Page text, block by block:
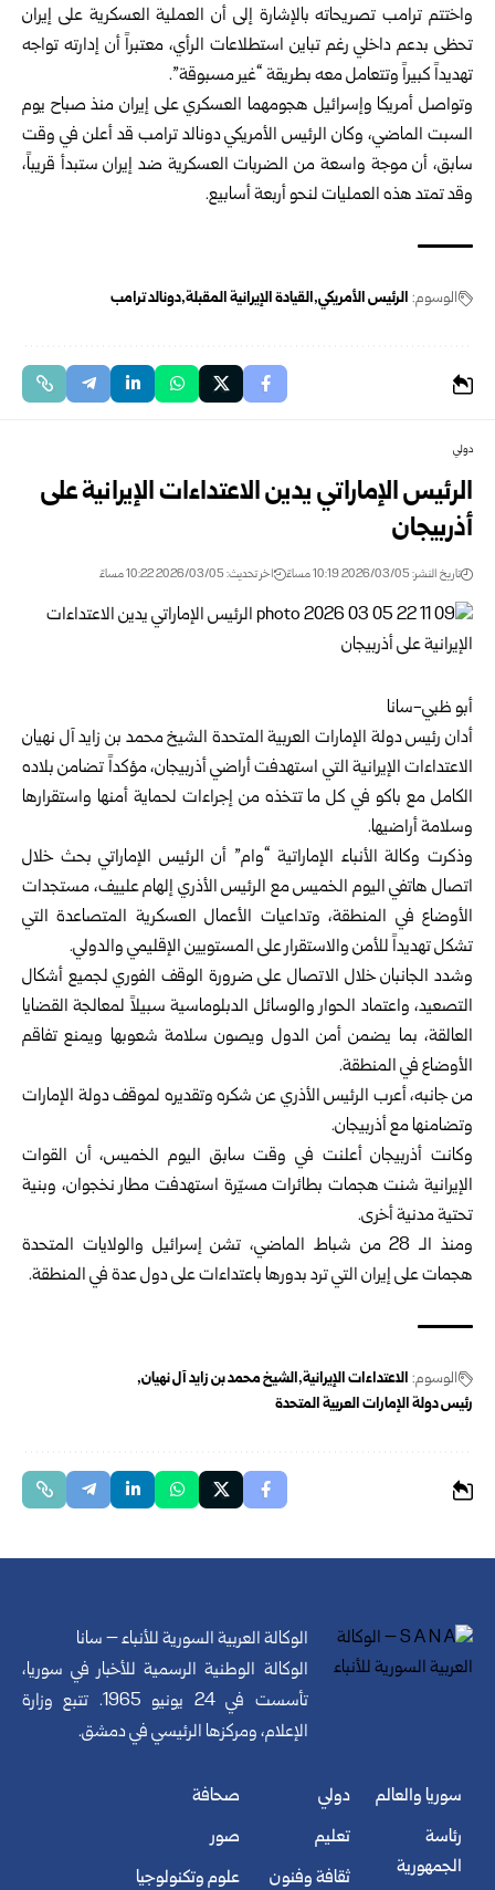
واختتم ترامب تصريحاته بالإشارة إلى أن العملية العسكرية على إيران
تحظى بدعم داخلي رغم تباين استطلاعات الرأي، معتبراً أن إدارته تواجه
تهديداً كبيراً وتتعامل معه بطريقة “غير مسبوقة”.
وتواصل أمريكا وإسرائيل هجومهما العسكري على إيران منذ صباح يوم
السبت الماضي، وكان الرئيس الأمريكي دونالد ترامب قد أعلن في وقت
سابق، أن موجة واسعة من الضربات العسكرية ضد إيران ستبدأ قريباً،
وقد تمتد هذه العمليات لنحو أربعة أسابيع.
الوسوم: الرئيس الأمريكي القيادة الإيرانية المقبلة دونالد ترامب
دولي
الرئيس الإماراتي يدين الاعتداءات الإيرانية على
أذربيجان
تاريخ النشر: 2026/03/05 10:19 مساءً اخر تحديث: 2026/03/05 10:22 مساءً
أبو ظبي-سانا
أدان رئيس دولة الإمارات العربية المتحدة الشيخ محمد بن زايد آل نهيان
الاعتداءات الإيرانية التي استهدفت أراضي أذربيجان، مؤكداً تضامن بلاده
الكامل مع باكو في كل ما تتخذه من إجراءات لحماية أمنها واستقرارها
وسلامة أراضيها.
وذكرت وكالة الأنباء الإماراتية “وام” أن الرئيس الإماراتي بحث خلال
اتصال هاتفي اليوم الخميس مع الرئيس الأذري إلهام علييف، مستجدات
الأوضاع في المنطقة، وتداعيات الأعمال العسكرية المتصاعدة التي
تشكل تهديداً للأمن والاستقرار على المستويين الإقليمي والدولي.
وشدد الجانبان خلال الاتصال على ضرورة الوقف الفوري لجميع أشكال
التصعيد، واعتماد الحوار والوسائل الدبلوماسية سبيلاً لمعالجة القضايا
العالقة، بما يضمن أمن الدول ويصون سلامة شعوبها ويمنع تفاقم
الأوضاع في المنطقة.
من جانبه، أعرب الرئيس الأذري عن شكره وتقديره لموقف دولة الإمارات
وتضامنها مع أذربيجان.
وكانت أذربيجان أعلنت في وقت سابق اليوم الخميس، أن القوات
الإيرانية شنت هجمات بطائرات مسيّرة استهدفت مطار نخجوان، وبنية
تحتية مدنية أخرى.
ومنذ الـ 28 من شباط الماضي، تشن إسرائيل والولايات المتحدة
هجمات على إيران التي ترد بدورها باعتداءات على دول عدة في المنطقة.
الوسوم: الاعتداءات الإيرانية الشيخ محمد بن زايد آل نهيان
رئيس دولة الإمارات العربية المتحدة
الوكالة العربية السورية للأنباء – سانا
الوكالة الوطنية الرسمية للأخبار في سوريا،
تأسست في 24 يونيو 1965. تتبع وزارة
الإعلام، ومركزها الرئيسي في دمشق.
سوريا والعالم
رئاسة
الجمهورية
دولي
تعليم
ثقافة وفنون
صحافة
صور
علوم وتكنولوجيا